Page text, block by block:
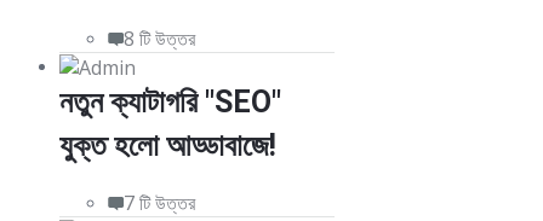
8 টি উত্তর
নতুন ক্যাটাগরি "SEO"
যুক্ত হলো আড্ডাবাজে!
7 টি উত্তর